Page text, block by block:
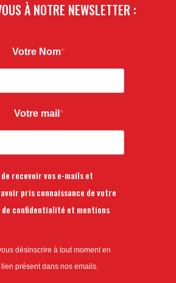
À NOTRE NEWSLETTER :
Votre Nom
Votre mail
recevoir vos e-mails et
pris connaissance de votre
confidentialité et mentions
désinscrire à tout moment en
présent dans nos emails.